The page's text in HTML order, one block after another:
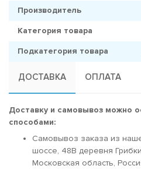
Производитель
Категория товара
Подкатегория товара
ДОСТАВКА ОПЛАТА
Доставку и самовывоз можно
способами:
Самовывоз заказа из
шоссе, 48В деревня
Московская область,